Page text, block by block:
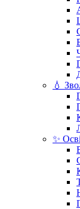
💧
✨